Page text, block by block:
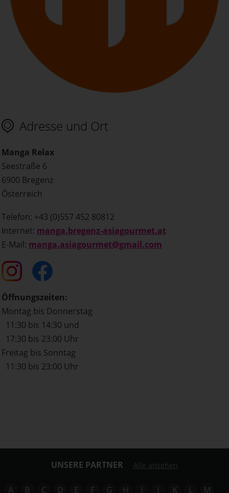
Adresse und Ort
Manga Relax
Seestraße 6
6900 Bregenz
Österreich
Telefon: +43 (0)557 452 80812
Internet: manga.bregenz-asiagourmet.at
E-Mail: manga.asiagourmet@gmail.com
Öffnungszeiten:
Montag bis Donnerstag
11:30 bis 14:30 und
17:30 bis 23:00 Uhr
Freitag bis Sonntag
11:30 bis 23:00 Uhr
UNSERE PARTNER Alle ansehen
A B C D E F G H I J K L M